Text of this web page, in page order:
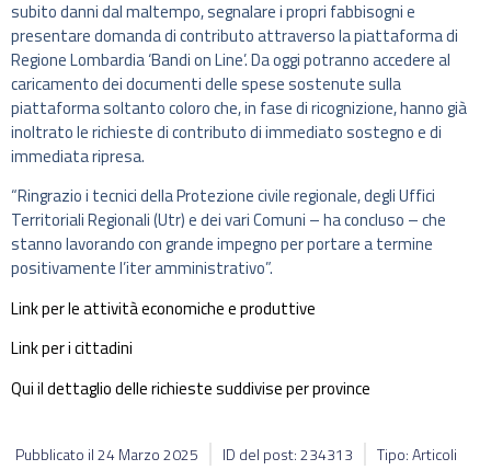
subito danni dal maltempo, segnalare i propri fabbisogni e
presentare domanda di contributo attraverso la piattaforma di
Regione Lombardia ‘Bandi on Line’. Da oggi potranno accedere al
caricamento dei documenti delle spese sostenute sulla
piattaforma soltanto coloro che, in fase di ricognizione, hanno già
inoltrato le richieste di contributo di immediato sostegno e di
immediata ripresa.
“Ringrazio i tecnici della Protezione civile regionale, degli Uffici
Territoriali Regionali (Utr) e dei vari Comuni – ha concluso – che
stanno lavorando con grande impegno per portare a termine
positivamente l’iter amministrativo”.
Link per le attività economiche e produttive
Link per i cittadini
Qui il dettaglio delle richieste suddivise per province
Pubblicato il24 Marzo 2025 ID del post: 234313 Tipo: Articoli